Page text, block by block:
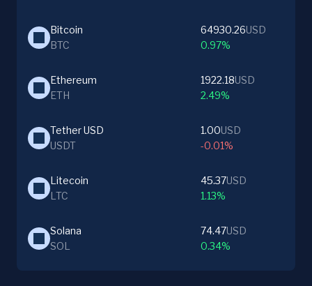
Bitcoin
BTC
64930.26USD
0.97%
Ethereum
ETH
1922.18USD
2.49%
Tether USD
USDT
1.00USD
-0.01%
Litecoin
LTC
45.37USD
1.13%
Solana
SOL
74.47USD
0.34%